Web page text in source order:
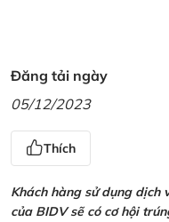
Đăng tải ngày
05/12/2023
Thích
Khách hàng sử dụng dịch
của BIDV sẽ có cơ hội